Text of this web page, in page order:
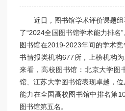
近日，图书馆学术评价课题
了“2024全国图书馆学术能力排名
图书馆在2019-2023年间的学术
书情报类机构677所，上榜机构
来看，高校图书馆：北京大学图
馆、江苏大学图书馆表现卓越，
能力在全国高校图书馆中排名第
图书馆第五名。